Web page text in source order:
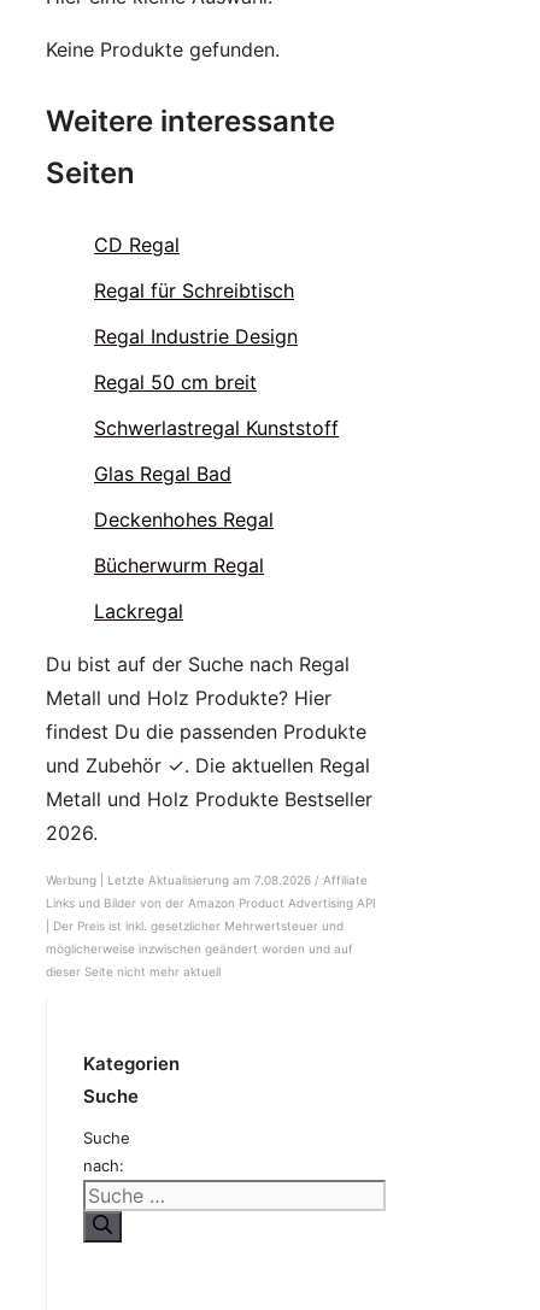
Keine Produkte gefunden.
Weitere interessante
Seiten
CD Regal
Regal für Schreibtisch
Regal Industrie Design
Regal 50 cm breit
Schwerlastregal Kunststoff
Glas Regal Bad
Deckenhohes Regal
Bücherwurm Regal
Lackregal
Du bist auf der Suche nach Regal
Metall und Holz Produkte? Hier
findest Du die passenden Produkte
und Zubehör ✓. Die aktuellen Regal
Metall und Holz Produkte Bestseller
2026.
Werbung | Letzte Aktualisierung am 7.08.2026 / Affiliate
Links und Bilder von der Amazon Product Advertising API
Der Preis ist inkl. gesetzlicher Mehrwertsteuer und
möglicherweise inzwischen geändert worden und auf
dieser Seite nicht mehr aktuell
Kategorien
Suche
Suche
nach: